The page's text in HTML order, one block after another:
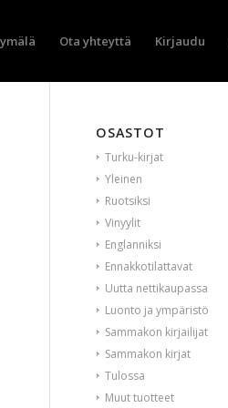
Ota yhteyttä Kirjaudu
OSASTOT
Turku-kirjat
Yleinen
Ruotsiksi
Vinyylit
Englanniksi
Ennakkotilattavat
Uutta nettikaupassa
Luonto ja ympäristö
Sammakon kirjailijat
Sammakon kirjat
Tulossa
Muut tuotteet